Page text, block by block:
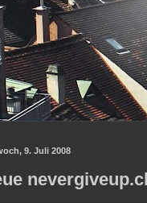
9. Juli 2008